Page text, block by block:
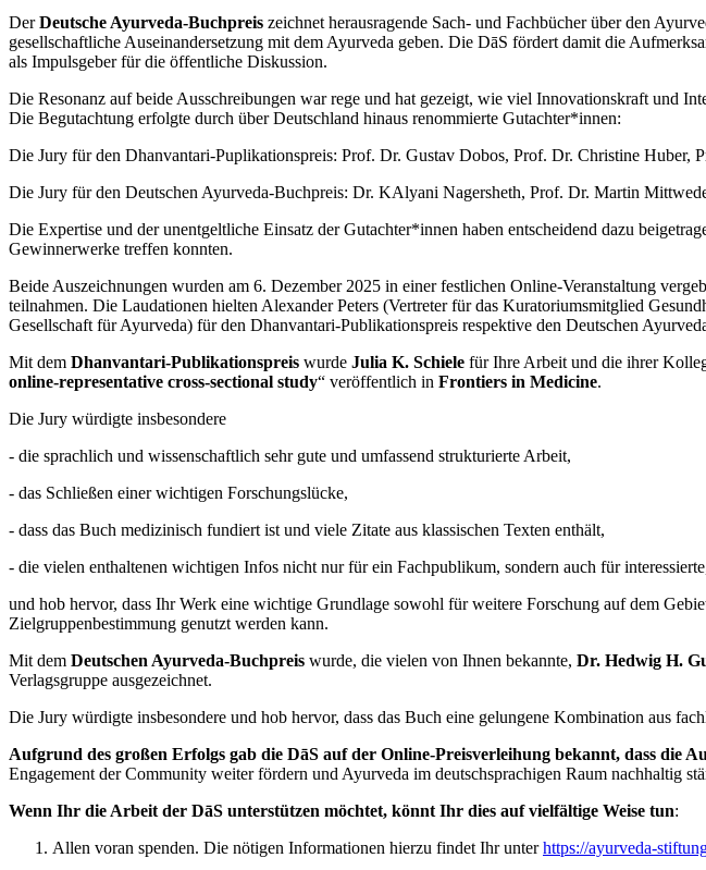
DerDeutsche Ayurveda-Buchpreis zeichnet herausragende Sach- und Fachbücher über den
gesellschaftliche Auseinandersetzung mit dem Ayurveda geben. Die DāS fördert damit die
als Impulsgeber für die öffentliche Diskussion.
Die Resonanz auf beide Ausschreibungen war rege und hat gezeigt, wie viel Innovationskraft und
Die Begutachtung erfolgte durch über Deutschland hinaus renommierte Gutachter*innen:
Die Jury für den Dhanvantari-Puplikationspreis: Prof. Dr. Gustav Dobos, Prof. Dr. Christine
Die Jury für den Deutschen Ayurveda-Buchpreis: Dr. KAlyani Nagersheth, Prof. Dr. Martin
Die Expertise und der unentgeltliche Einsatz der Gutachter*innen haben entscheidend dazu
Gewinnerwerke treffen konnten.
Beide Auszeichnungen wurden am 6. Dezember 2025 in einer festlichen Online-Veranstaltung
teilnahmen. Die Laudationen hielten Alexander Peters (Vertreter für das Kuratoriumsmitglied
Gesellschaft für Ayurveda) für den Dhanvantari-Publikationspreis respektive den Deutschen
Mit dem Dhanvantari-Publikationspreis wurde Julia K. Schiele für Ihre Arbeit und die ihrer
online-representative cross-sectional study“ veröffentlich in Frontiers in Medicine.
Die Jury würdigte insbesondere
- die sprachlich und wissenschaftlich sehr gute und umfassend strukturierte Arbeit,
- das Schließen einer wichtigen Forschungslücke,
- dass das Buch medizinisch fundiert ist und viele Zitate aus klassischen Texten enthält,
- die vielen enthaltenen wichtigen Infos nicht nur für ein Fachpublikum, sondern auch für
und hob hervor, dass Ihr Werk eine wichtige Grundlage sowohl für weitere Forschung auf dem
Zielgruppenbestimmung genutzt werden kann.
Mit dem Deutschen Ayurveda-Buchpreis wurde, die vielen von Ihnen bekannte, Dr. Hedwig H.
Verlagsgruppe ausgezeichnet.
Die Jury würdigte insbesondere und hob hervor, dass das Buch eine gelungene Kombination aus
Aufgrund des großen Erfolgs gab die DāS auf der Online-Preisverleihung bekannt, dass die
Engagement der Community weiter fördern und Ayurveda im deutschsprachigen Raum nachhaltig
Wenn Ihr die Arbeit der DāS unterstützen möchtet, könnt Ihr dies auf vielfältige Weise tun:
Allen voran spenden. Die nötigen Informationen hierzu findet Ihr unterhttps://ayurveda-